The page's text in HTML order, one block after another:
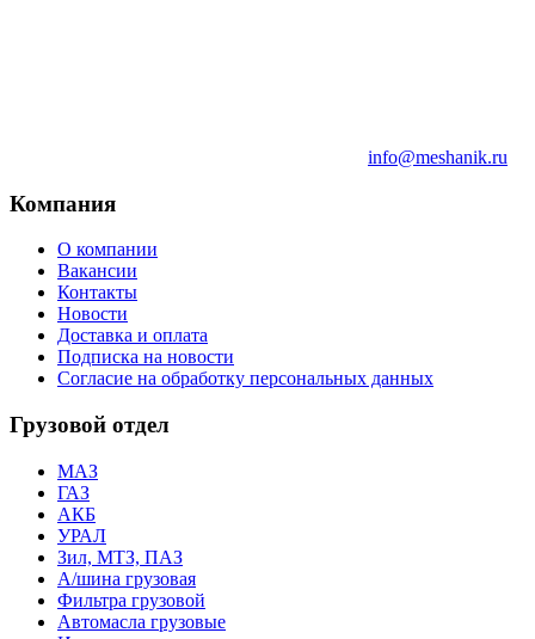
info@meshanik.ru
Компания
О компании
Вакансии
Контакты
Новости
Доставка и оплата
Подписка на новости
Согласие на обработку персональных данных
Грузовой отдел
МАЗ
ГАЗ
АКБ
УРАЛ
Зил, МТЗ, ПАЗ
А/шина грузовая
Фильтра грузовой
Автомасла грузовые